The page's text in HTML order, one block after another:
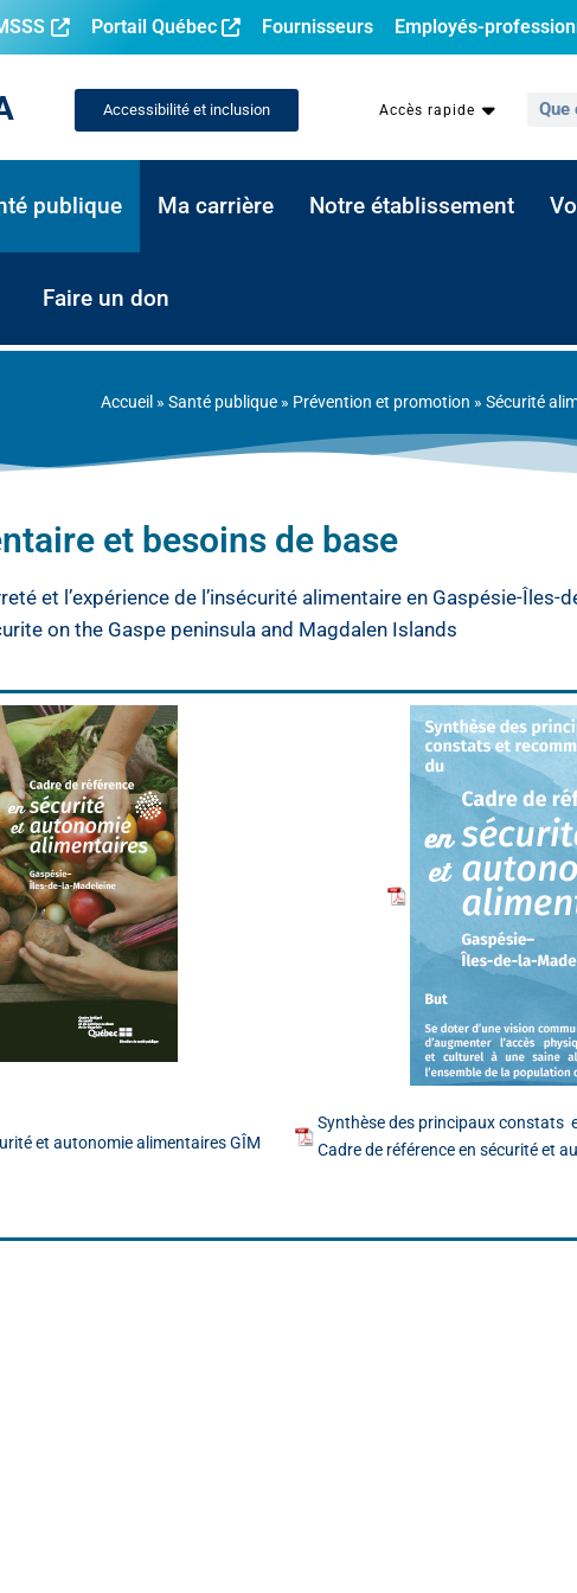
Portail Québec Fournisseurs Employés-
Accessibilité et inclusion Accès rapide
publique Ma carrière Notre établissement
Faire un don
Accueil » Santé publique » Prévention et promotion » Sécurité
et besoins de base
et l’expérience de l’insécurité alimentaire en Gaspésie-Îles-
on the Gaspe peninsula and Magdalen Islands
et autonomie alimentaires GÎM
Synthèse des principaux constats
Cadre de référence en sécurité et